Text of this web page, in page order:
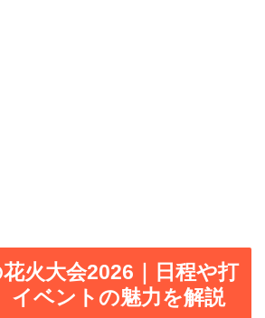
火大会2026｜日程や打
イベントの魅力を解説